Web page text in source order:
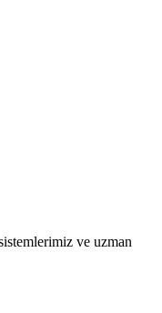
ve uzman